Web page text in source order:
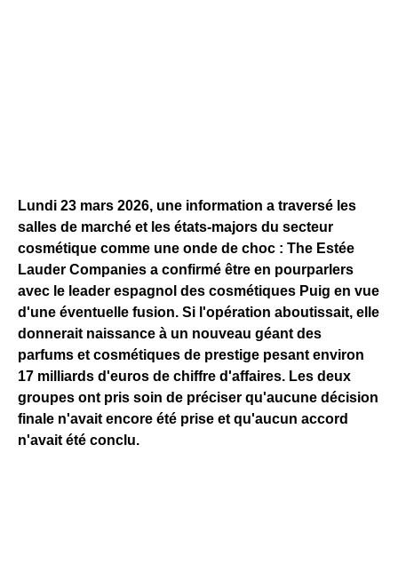
Lundi 23 mars 2026, une information a traversé les
salles de marché et les états-majors du secteur
cosmétique comme une onde de choc : The Estée
Lauder Companies a confirmé être en pourparlers
avec le leader espagnol des cosmétiques Puig en vue
d'une éventuelle fusion. Si l'opération aboutissait, elle
donnerait naissance à un nouveau géant des
parfums et cosmétiques de prestige pesant environ
17 milliards d'euros de chiffre d'affaires. Les deux
groupes ont pris soin de préciser qu'aucune décision
finale n'avait encore été prise et qu'aucun accord
n'avait été conclu.